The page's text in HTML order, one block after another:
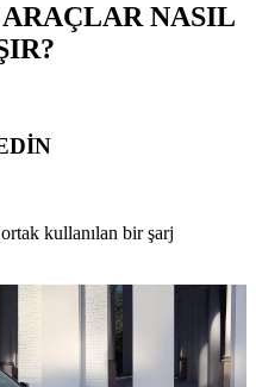
NASIL
kullanılan bir şarj